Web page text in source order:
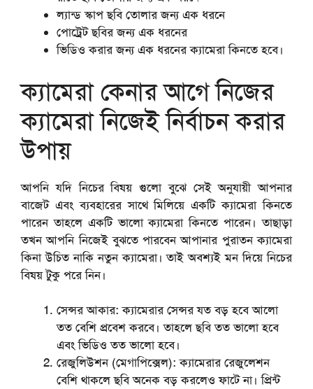
ল্যান্ড স্কাপ ছবি তোলার জন্য এক ধরনে
পোট্রেট ছবির জন্য এক ধরনের
ভিডিও করার জন্য এক ধরনের ক্যামেরা কিনতে হবে।
ক্যামেরা কেনার আগে নিজের
ক্যামেরা নিজেই নির্বাচন করার
উপায়
আপনি যদি নিচের বিষয় গুলো বুঝে সেই অনুযায়ী আপনার
বাজেট এবং ব্যবহারের সাথে মিলিয়ে একটি ক্যামেরা কিনতে
পারেন তাহলে একটি ভালো ক্যামেরা কিনতে পারেন। তাছাড়া
তখন আপনি নিজেই বুঝতে পারবেন আপানার পুরাতন ক্যামেরা
কিনা উচিত নাকি নতুন ক্যামেরা। তাই অবশ্যই মন ‍দিয়ে নিচের
বিষয় টুকু পরে নিন।
সেন্সর আকার: ক্যামেরার সেন্সর যত বড় হবে আলো
তত বেশি প্রবেশ করবে। তাহলে ছবি তত ভালো হবে
এবং ভিডিও তত ভালো হবে।
রেজুলিউশন (মেগাপিক্সেল):ক্যামেরার রেজুলেশন
বেশি থাকলে ছবি অনেক বড় করলেও ফাটে না। প্রিন্ট